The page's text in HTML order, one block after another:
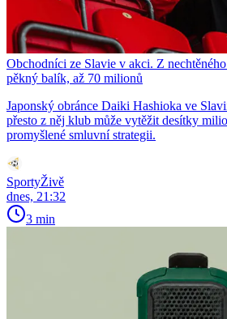
Obchodníci ze Slavie v akci. Z
pěkný balík, až 70 milionů
Japonský obránce Daiki Hashioka ve
přesto z něj klub může vytěžit desítky
promyšlené smluvní strategii.
SportyŽivě
dnes, 21:32
3 min